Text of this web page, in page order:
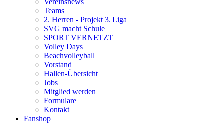
Vereinsnews
Teams
2. Herren - Projekt 3. Liga
SVG macht Schule
SPORT VERNETZT
Volley Days
Beachvolleyball
Vorstand
Hallen-Übersicht
Jobs
Mitglied werden
Formulare
Kontakt
Fanshop